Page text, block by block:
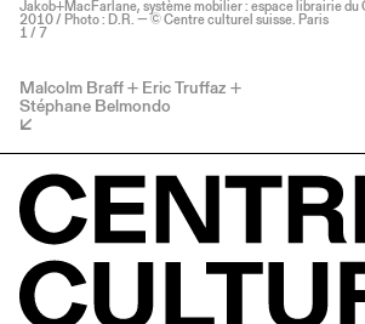
Jakob+MacFarlane, système mobilier : espace librairie du
2010 / Photo : D.R. — © Centre culturel suisse. Paris
1 / 7
Malcolm Braff + Eric Truffaz +
Stéphane Belmondo